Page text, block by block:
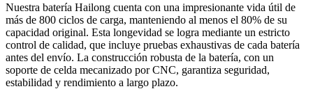
Nuestra batería Hailong cuenta con una impresionante vida útil de
más de 800 ciclos de carga, manteniendo al menos el 80% de su
capacidad original. Esta longevidad se logra mediante un estricto
control de calidad, que incluye pruebas exhaustivas de cada batería
antes del envío. La construcción robusta de la batería, con un
soporte de celda mecanizado por CNC, garantiza seguridad,
estabilidad y rendimiento a largo plazo.